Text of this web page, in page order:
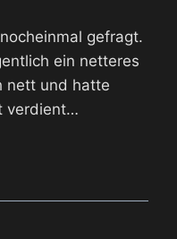
gefragt.
ein netteres
nett und hatte
verdient…